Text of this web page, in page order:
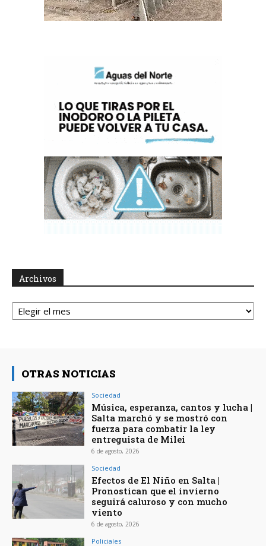
Archivos
Archivos
OTRAS NOTICIAS
Sociedad
Música, esperanza, cantos y lucha |
Salta marchó y se mostró con
fuerza para combatir la ley
entreguista de Milei
6 de agosto, 2026
Sociedad
Efectos de El Niño en Salta |
Pronostican que el invierno
seguirá caluroso y con mucho
viento
6 de agosto, 2026
Policiales